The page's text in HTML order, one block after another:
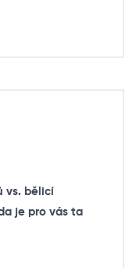
vs. bělicí
je pro vás ta